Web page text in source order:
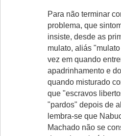
Para não terminar
problema, que
insiste, desde as
mulato, aliás
vez em quando
apadrinhamento e
quando misturado
que "escravos
"pardos" depois de
lembra-se que
Machado não se